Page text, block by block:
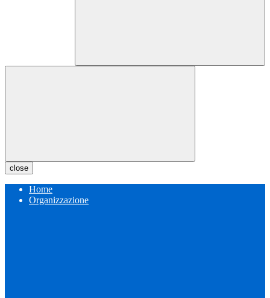
close
Home
Organizzazione